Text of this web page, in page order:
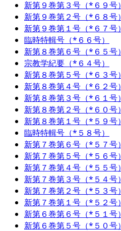
新第９巻第３号（*６９号）
新第９巻第２号（*６８号）
新第９巻第１号（*６７号）
臨時特輯号（*６６号）
新第８巻第６号（*６５号）
宗教学紀要（*６４号）
新第８巻第５号（*６３号）
新第８巻第４号（*６２号）
新第８巻第３号（*６１号）
新第８巻第２号（*６０号）
新第８巻第１号（*５９号）
臨時特輯号（*５８号）
新第７巻第６号（*５７号）
新第７巻第５号（*５６号）
新第７巻第４号（*５５号）
新第７巻第３号（*５４号）
新第７巻第２号（*５３号）
新第７巻第１号（*５２号）
新第６巻第６号（*５１号）
新第６巻第５号（*５０号）